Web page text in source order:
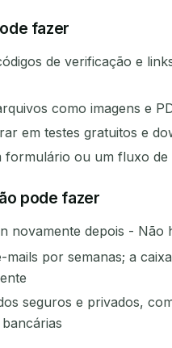
fazer
de verificação e
como imagens e
em testes gratuitos e
formulário ou um fluxo de
pode fazer
novamente depois - Não
mails por semanas; a
seguros e privados,